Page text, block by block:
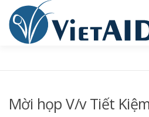
content
TRUNG TÂM CỘNG ĐỒNG
Mời họp V/v Tiết